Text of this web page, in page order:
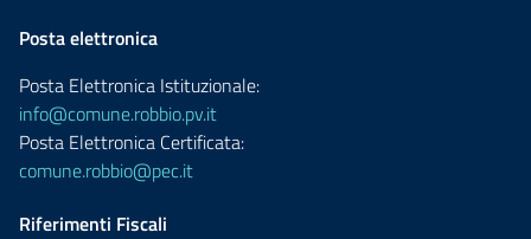
Posta elettronica
Posta Elettronica Istituzionale:
info@comune.robbio.pv.it
Posta Elettronica Certificata:
comune.robbio@pec.it
Riferimenti Fiscali